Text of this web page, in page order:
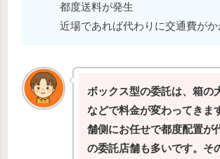
都度送料が発生
近場であれば代わりに交通費が
ボックス型の委託は、箱の
などで料金が変わってきま
舗側にお任せで都度配置が
の委託店舗も多いです。そ